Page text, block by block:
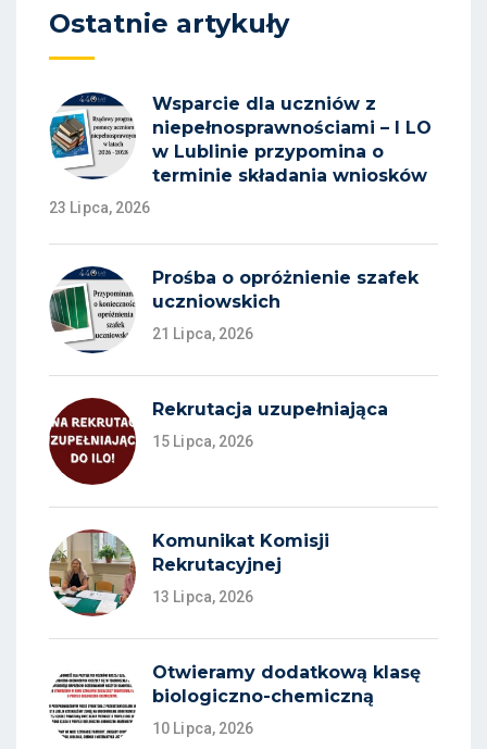
Ostatnie artykuły
Wsparcie dla uczniów z
niepełnosprawnościami – I LO
w Lublinie przypomina o
terminie składania wniosków
23 Lipca, 2026
Prośba o opróżnienie szafek
uczniowskich
21 Lipca, 2026
Rekrutacja uzupełniająca
15 Lipca, 2026
Komunikat Komisji
Rekrutacyjnej
13 Lipca, 2026
Otwieramy dodatkową klasę
biologiczno-chemiczną
10 Lipca, 2026